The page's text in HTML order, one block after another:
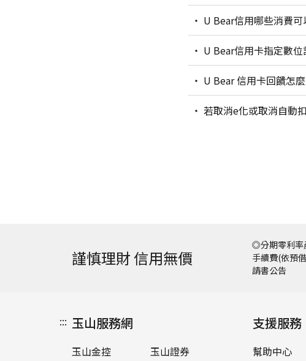
U Bear信用哪些消費
U Bear信用卡指定數
U Bear 信用卡回饋怎
若取消e化或取消自動
謹慎理財 信用無價
◎分期零利率
手續費(依預
請書公告
::: 玉山服務網
玉山金控 玉山證券
支援服務
幫助中心